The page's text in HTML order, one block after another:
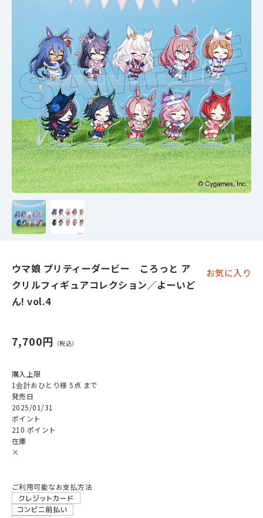
ウマ娘 プリティーダービー ころっと ア
クリルフィギュアコレクション／よーいど
ん! vol.4
お気に入り
7,700円
購入上限
1会計おひとり様 5点 まで
発売日
2025/01/31
ポイント
210 ポイント
在庫
×
ご利用可能なお支払方法